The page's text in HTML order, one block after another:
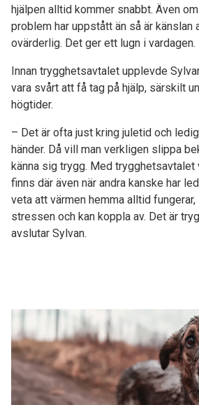
hjälpen alltid kommer snabbt. Även
problem har uppstått än så är känslan
ovärderlig. Det ger ett lugn i vardagen.
Innan trygghetsavtalet upplevde
vara svårt att få tag på hjälp, särskilt
högtider.
– Det är ofta just kring juletid och
händer. Då vill man verkligen slippa
känna sig trygg. Med trygghetsavtalet
finns där även när andra kanske har
veta att värmen hemma alltid
stressen och kan koppla av. Det är
avslutar Sylvan.